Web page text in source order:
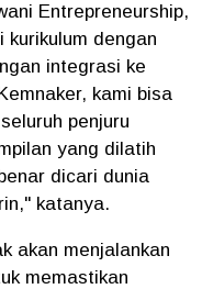
Entrepreneurship,
kurikulum dengan
integrasi ke
kami bisa
penjuru
yang dilatih
dicari dunia
katanya.
akan menjalankan
memastikan